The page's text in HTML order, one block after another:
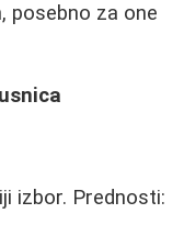
posebno za one
izbor. Prednosti: